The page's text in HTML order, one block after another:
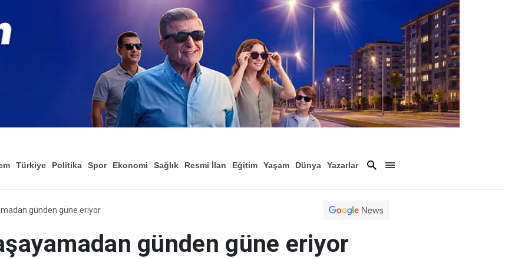
Türkiye Politika Spor Ekonomi Sağlık Resmi İlan Eğitim Yaşam
Dünya
Yazarlar
günden güne eriyor
günden güne eriyor